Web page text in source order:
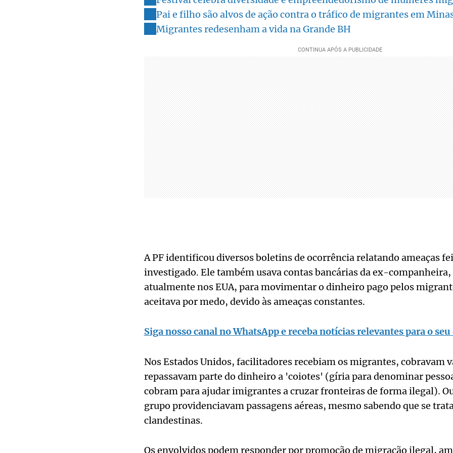
Pai e filho são alvos de ação contra o tráfico de migrantes em
Migrantes redesenham a vida na Grande BH
A PF identificou diversos boletins de ocorrência relatando ameaças
investigado. Ele também usava contas bancárias da ex-companheira,
atualmente nos EUA, para movimentar o dinheiro pago pelos
aceitava por medo, devido às ameaças constantes.
Siga nosso canal no WhatsApp e receba notícias relevantes para o seu
Nos Estados Unidos, facilitadores recebiam os migrantes, cobravam
repassavam parte do dinheiro a 'coiotes' (gíria para denominar
cobram para ajudar imigrantes a cruzar fronteiras de forma ilegal).
grupo providenciavam passagens aéreas, mesmo sabendo que se
clandestinas.
Os envolvidos podem responder por promoção de migração ilegal,